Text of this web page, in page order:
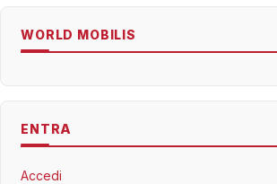
WORLD MOBILIS
ENTRA
Accedi